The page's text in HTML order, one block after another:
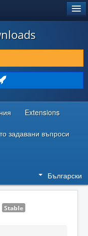
Extensions
задавани въпроси
Български
Stable